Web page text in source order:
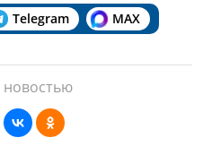
Telegram MAX